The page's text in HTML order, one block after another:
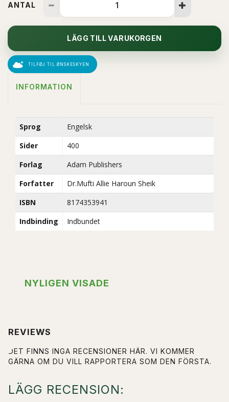
ANTAL
LÄGG TILL VARUKORGEN
TILFØJ TIL ØNSKESKYEN
INFORMATION
Sprog
Engelsk
Sider
400
Forlag
Adam Publishers
Forfatter
Dr.Mufti Allie Haroun Sheik
ISBN
8174353941
Indbinding
Indbundet
NYLIGEN VISADE
REVIEWS
DET FINNS INGA RECENSIONER HÄR. VI KOMMER
GÄRNA OM DU VILL RAPPORTERA SOM DEN FÖRSTA.
LÄGG RECENSION: